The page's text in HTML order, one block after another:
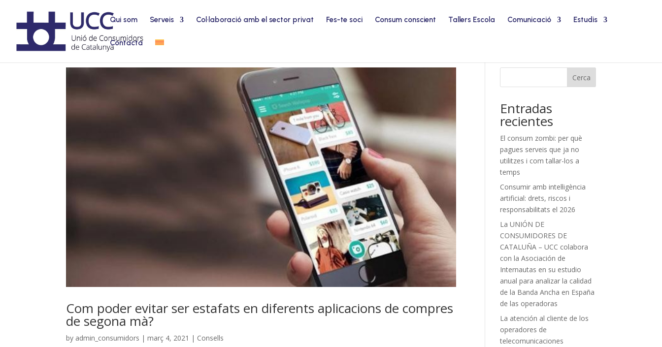
Qui som Serveis Col·laboració amb el sector privat Fes-te soci Consum conscient Tallers Escola Comunicació Estudis
Contacta
Com poder evitar ser estafats en diferents aplicacions de compres
de segona mà?
by admin_consumidors |març 4, 2021 | Consells
Cerca
Entradas
recientes
El consum zombi: per què
pagues serveis que ja no
utilitzes i com tallar-los a
temps
Consumir amb intel·ligència
artificial: drets, riscos i
responsabilitats el 2026
La UNIÓN DE
CONSUMIDORES DE
CATALUÑA – UCC colabora
con la Asociación de
Internautas en su estudio
anual para analizar la calidad
de la Banda Ancha en España
de las operadoras
La atención al cliente de los
operadores de
telecomunicaciones